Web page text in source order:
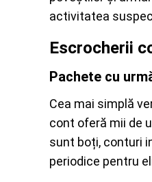
activitatea
Escrocherii
Pachete cu
Cea mai simplă
cont oferă mii de
sunt boți, conturi
periodice pentru